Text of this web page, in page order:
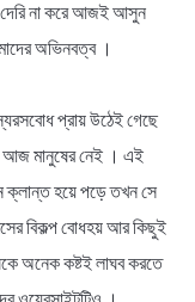
না করে আজই আসুন
অভিনবত্ব ।
প্রায় উঠেই গেছে
আজ মানুষের নেই । এই
ক্লান্ত হয়ে পড়ে তখন সে
বিকল্প বোধহয় আর কিছুই
অনেক কষ্টই লাঘব করতে